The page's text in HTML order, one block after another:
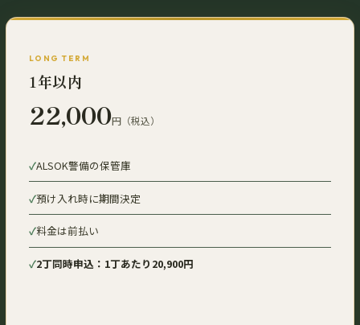
LONG TERM
1年以内
22,000円（税込）
ALSOK警備の保管庫
預け入れ時に期間決定
料金は前払い
2丁同時申込：1丁あたり20,900円